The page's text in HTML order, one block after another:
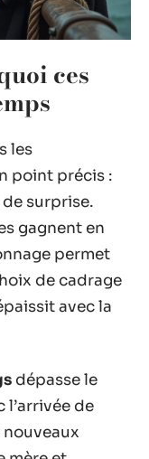
ces
les
point précis :
de surprise.
gagnent en
permet
de cadrage
avec la
dépasse le
l’arrivée de